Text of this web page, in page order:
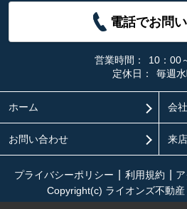
電話でお問
営業時間：
10：00
定休日：
毎週
ホーム 会
お問い合わせ 来
プライバシーポリシー 利用規約
Copyright(c) ライオンズ不動産